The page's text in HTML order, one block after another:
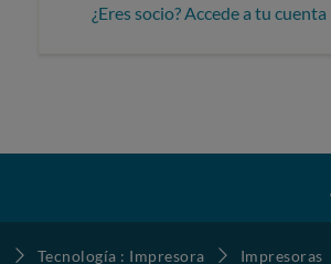
¿Eres socio? Accede a tu cuenta
Tecnología : Impresora Impresoras